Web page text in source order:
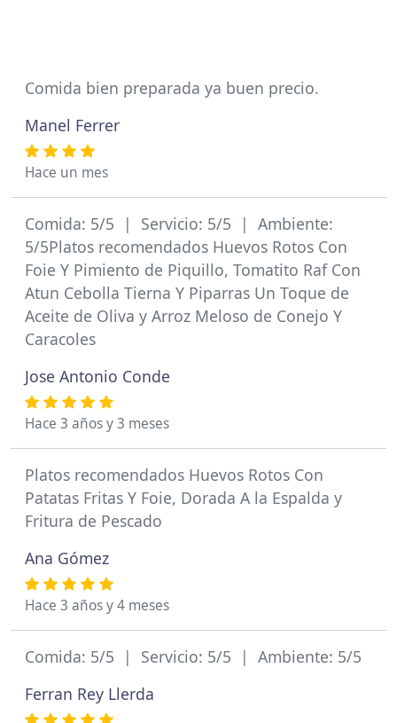
Comida bien preparada ya buen precio.
Manel Ferrer
Hace un mes
Comida: 5/5 | Servicio: 5/5 | Ambiente:
5/5Platos recomendados Huevos Rotos Con
Foie Y Pimiento de Piquillo, Tomatito Raf Con
Atun Cebolla Tierna Y Piparras Un Toque de
Aceite de Oliva y Arroz Meloso de Conejo Y
Caracoles
Jose Antonio Conde
Hace 3 años y 3 meses
Platos recomendados Huevos Rotos Con
Patatas Fritas Y Foie, Dorada A la Espalda y
Fritura de Pescado
Ana Gómez
Hace 3 años y 4 meses
Comida: 5/5 | Servicio: 5/5 | Ambiente: 5/5
Ferran Rey Llerda